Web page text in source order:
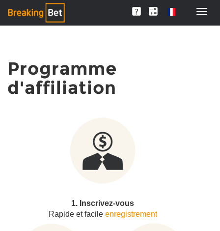
Programme
d'affiliation
1. Inscrivez-vous
Rapide et facile enregistrement